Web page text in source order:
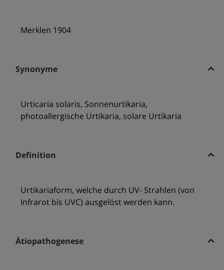
Merklen 1904
Synonyme
Urticaria solaris, Sonnenurtikaria,
photoallergische Urtikaria, solare Urtikaria
Definition
Urtikariaform, welche durch UV- Strahlen (von
Infrarot bis UVC) ausgelöst werden kann.
Ätiopathogenese